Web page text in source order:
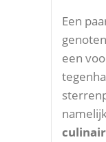
Een
een